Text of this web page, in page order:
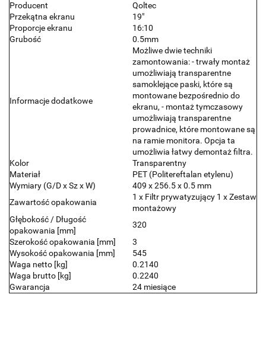
Producent
Qoltec
Przekątna ekranu
19"
Proporcje ekranu
16:10
Grubość
0.5mm
Informacje dodatkowe
Możliwe dwie techniki
zamontowania: - trwały montaż
umożliwiają transparentne
samoklejące paski, które są
montowane bezpośrednio do
ekranu, - montaż tymczasowy
umożliwiają transparentne
prowadnice, które montowane są
na ramie monitora. Opcja ta
umożliwia łatwy demontaż filtra.
Kolor
Transparentny
Materiał
PET (Politereftalan etylenu)
Wymiary (G/D x Sz x W)
409 x 256.5 x 0.5 mm
Zawartość opakowania
1 x Filtr prywatyzujący 1 x Zestaw
montażowy
Głębokość / Długość
opakowania [mm]
320
Szerokość opakowania [mm]
3
Wysokość opakowania [mm]
545
Waga netto [kg]
0.2140
Waga brutto [kg]
0.2240
Gwarancja
24 miesiące